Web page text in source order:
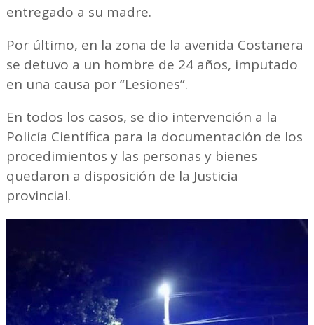
entregado a su madre.
Por último, en la zona de la avenida Costanera
se detuvo a un hombre de 24 años, imputado
en una causa por “Lesiones”.
En todos los casos, se dio intervención a la
Policía Científica para la documentación de los
procedimientos y las personas y bienes
quedaron a disposición de la Justicia
provincial.